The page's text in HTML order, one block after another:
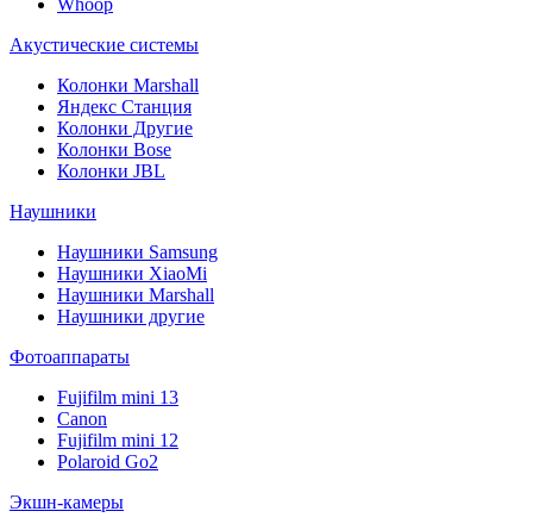
Whoop
Акустические системы
Колонки Marshall
Яндекс Станция
Колонки Другие
Колонки Bose
Колонки JBL
Наушники
Наушники Samsung
Наушники XiaoMi
Наушники Marshall
Наушники другие
Фотоаппараты
Fujifilm mini 13
Canon
Fujifilm mini 12
Polaroid Go2
Экшн-камеры